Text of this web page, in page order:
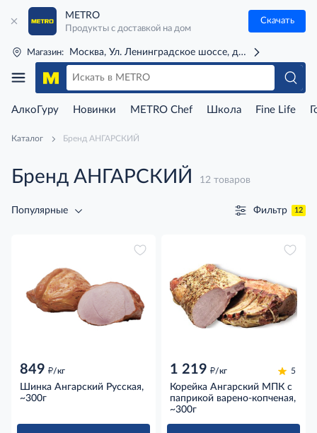
METRO
Продукты с доставкой на дом
Скачать
Магазин: Москва, Ул. Ленинградское шоссе, д. 71Г (м. Речной
АлкоГуру Новинки METRO Chef Школа Fine Life
Каталог Бренд АНГАРСКИЙ
Бренд АНГАРСКИЙ 12 товаров
Популярные Фильтр 12
849 д/кг
Шинка Ангарский Русская,
~300г
1 219 д/кг 5
Корейка Ангарский МПК с
паприкой варено-копченая,
~300г